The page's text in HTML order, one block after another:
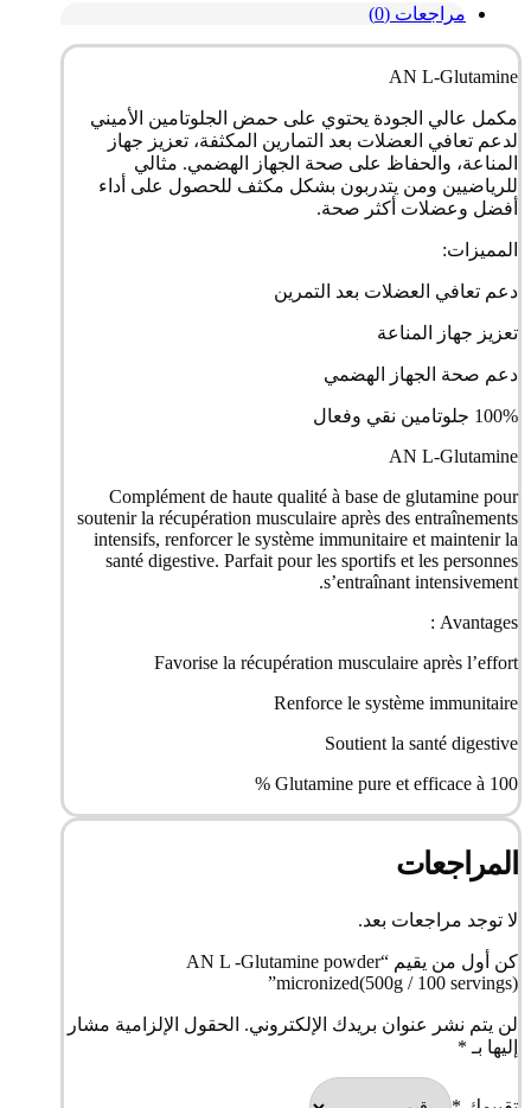
مراجعات (0)
AN L-Glutamine
مكمل عالي الجودة يحتوي على حمض الجلوتامين الأميني
لدعم تعافي العضلات بعد التمارين المكثفة، تعزيز جهاز
المناعة، والحفاظ على صحة الجهاز الهضمي. مثالي
للرياضيين ومن يتدربون بشكل مكثف للحصول على أداء
أفضل وعضلات أكثر صحة.
المميزات:
دعم تعافي العضلات بعد التمرين
تعزيز جهاز المناعة
دعم صحة الجهاز الهضمي
100% جلوتامين نقي وفعال
AN L-Glutamine
Complément de haute qualité à base de glutamine pour
soutenir la récupération musculaire après des entraînements
intensifs, renforcer le système immunitaire et maintenir la
santé digestive. Parfait pour les sportifs et les personnes
s’entraînant intensivement.
Avantages :
Favorise la récupération musculaire après l’effort
Renforce le système immunitaire
Soutient la santé digestive
Glutamine pure et efficace à 100 %
المراجعات
لا توجد مراجعات بعد.
كن أول من يقيم “AN L -Glutamine powder
micronized(500g / 100 servings)”
لن يتم نشر عنوان بريدك الإلكتروني. الحقول الإلزامية مشار
إليها بـ *